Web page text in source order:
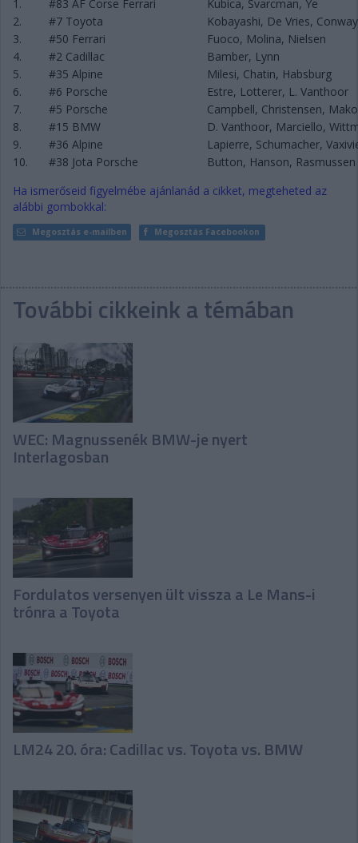
1. #83 AF Corse Ferrari
Kubica, Svarcman, Ye
2.
#7 Toyota
Kobayashi, De Vries, Conway
3.
#50 Ferrari
Fuoco, Molina, Nielsen
4.
#2 Cadillac
Bamber, Lynn
5.
#35 Alpine
Milesi, Chatin, Habsburg
6.
#6 Porsche
Estre, Lotterer, L. Vanthoor
7.
#5 Porsche
Campbell, Christensen,
8.
#15 BMW
D. Vanthoor, Marciello,
9.
#36 Alpine
Lapierre, Schumacher,
10.
#38 Jota Porsche
Button, Hanson, Rasmussen
Ha ismerőseid figyelmébe ajánlanád a cikket, megteheted az
alábbi gombokkal:
Megosztás e-mailben Megosztás Facebookon
További cikkeink a témában
WEC: Magnussenék BMW-je nyert
Interlagosban
Fordulatos versenyen ült vissza a Le Mans-i
trónra a Toyota
LM24 20. óra: Cadillac vs. Toyota vs. BMW